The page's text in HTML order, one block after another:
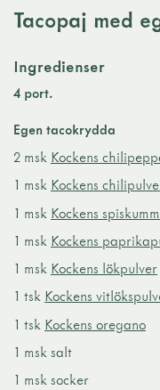
Tacopaj med
Ingredienser
4 port.
Egen tacokrydda
2 msk Kockens
1 msk Kockens
1 msk Kockens
1 msk Kockens
1 msk Kockens lökpulver
1 tsk Kockens
1 tsk Kockens oregano
1 msk salt
1 msk socker